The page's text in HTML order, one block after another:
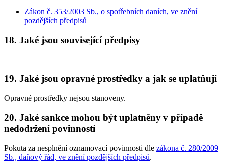
Zákon č. 353/2003 Sb., o spotřebních daních, ve znění
pozdějších předpisů
18. Jaké jsou související předpisy
19. Jaké jsou opravné prostředky a jak se uplatňují
Opravné prostředky nejsou stanoveny.
20. Jaké sankce mohou být uplatněny v případě
nedodržení povinností
Pokuta za nesplnění oznamovací povinnosti dle zákona č. 280/2009
Sb., daňový řád, ve znění pozdějších předpisů.